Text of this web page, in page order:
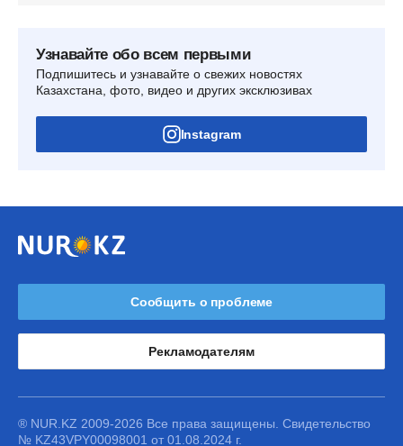
Узнавайте обо всем первыми
Подпишитесь и узнавайте о свежих новостях
Казахстана, фото, видео и других эксклюзивах
Instagram
Сообщить о проблеме
Рекламодателям
® NUR.KZ 2009-2026 Все права защищены. Свидетельство
№ KZ43VPY00098001 от 01.08.2024 г.